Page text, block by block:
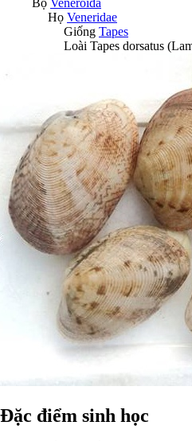
Họ Veneridae
Giống Tapes
Loài Tapes dorsatus
Đặc điểm sinh học